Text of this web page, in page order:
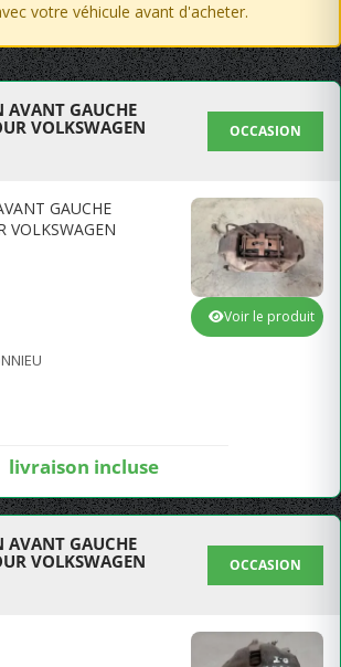
votre véhicule avant d'acheter.
AVANT GAUCHE
VOLKSWAGEN
OCCASION
GAUCHE
VOLKSWAGEN
livraison incluse
Voir le produit
AVANT GAUCHE
VOLKSWAGEN
OCCASION